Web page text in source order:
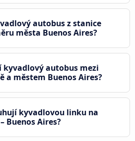
autobus z stanice
města Buenos Aires?
kyvadlový autobus mezi
a městem Buenos Aires?
kyvadlovou linku na
Buenos Aires?